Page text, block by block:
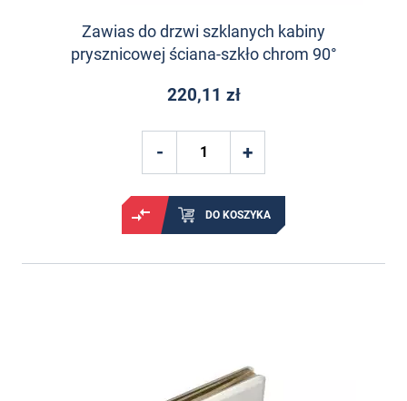
Zawias do drzwi szklanych kabiny
prysznicowej ściana-szkło chrom 90°
220,11 zł
DO KOSZYKA